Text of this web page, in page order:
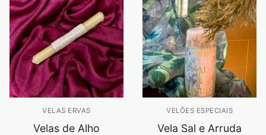
VELAS ERVAS
Velas de Alho
VELÕES ESPECIAIS
Vela Sal e Arruda